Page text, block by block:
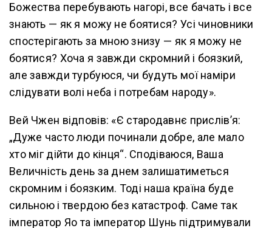
Божества перебувають нагорі, все бачать і все
знають — як я можу не боятися? Усі чиновники
спостерігають за мною знизу — як я можу не
боятися? Хоча я завжди скромний і боязкий,
але завжди турбуюся, чи будуть мої наміри
слідувати волі неба і потребам народу».
Вей Чжен відповів: «Є стародавнє прислів’я:
„Дуже часто люди починали добре, але мало
хто міг дійти до кінця“. Сподіваюся, Ваша
Величність день за днем залишатиметься
скромним і боязким. Тоді наша країна буде
сильною і твердою без катастроф. Саме так
імператор Яо та імператор Шунь підтримували